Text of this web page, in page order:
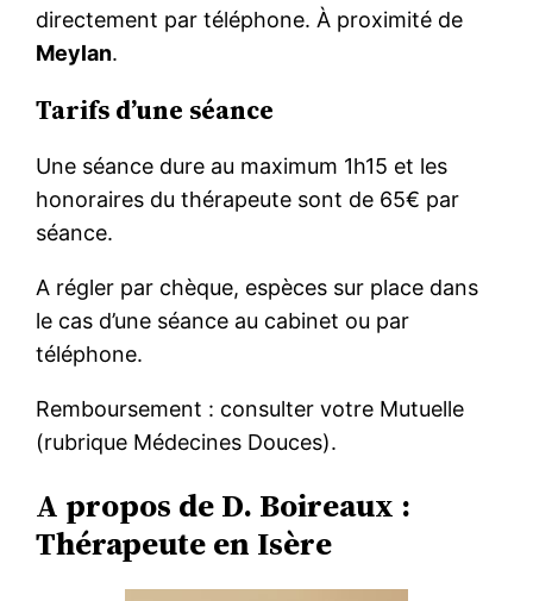
directement par téléphone. À proximité de
Meylan.
Tarifs d’une séance
Une séance dure au maximum 1h15 et les
honoraires du thérapeute sont de 65€ par
séance.
A régler par chèque, espèces sur place dans
le cas d’une séance au cabinet ou par
téléphone.
Remboursement : consulter votre Mutuelle
(rubrique Médecines Douces).
A propos de D. Boireaux :
Thérapeute en Isère